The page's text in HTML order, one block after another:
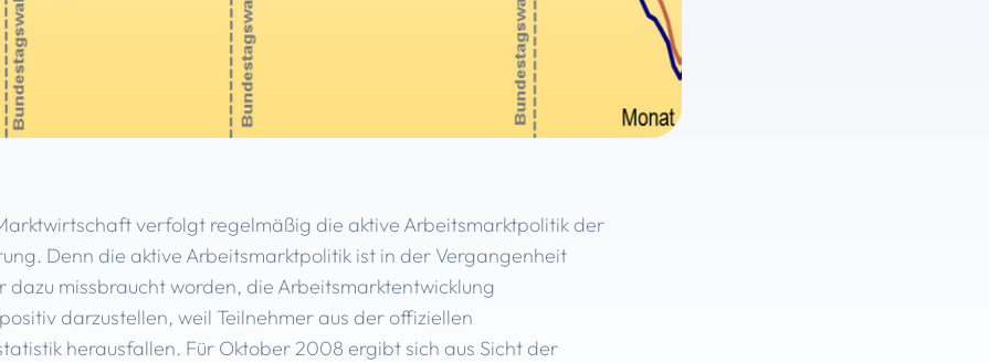
verfolgt regelmäßig die aktive Arbeitsmarktpolitik der
Denn die aktive Arbeitsmarktpolitik ist in der Vergangenheit
dazu missbraucht worden, die Arbeitsmarktentwicklung
darzustellen, weil Teilnehmer aus der offiziellen
herausfallen. Für Oktober 2008 ergibt sich aus Sicht der